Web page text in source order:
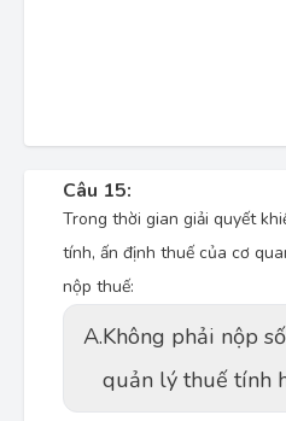
Câu 15:
Trong thời gian giải quyết
tính, ấn định thuế của cơ
nộp thuế:
A.Không phải nộp
quản lý thuế tính